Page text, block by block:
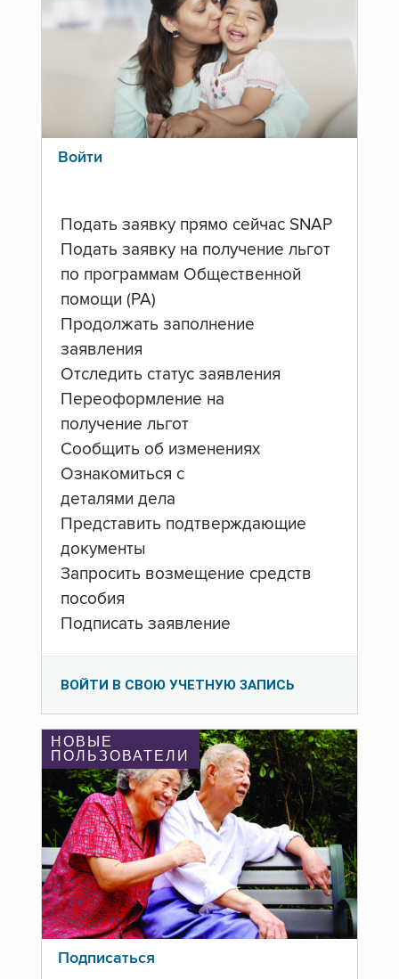
Войти
Подать заявку прямо сейчас SNAP
Подать заявку на получение льгот
по программам Общественной
помощи (PA)
Продолжать заполнение
заявления
Отследить статус заявления
Переоформление на
получение льгот
Сообщить об изменениях
Ознакомиться с
деталями дела
Представить подтверждающие
документы
Запросить возмещение средств
пособия
Подписать заявление
ВОЙТИ В СВОЮ УЧЕТНУЮ ЗАПИСЬ
НОВЫЕ
ПОЛЬЗОВАТЕЛИ
Подписаться